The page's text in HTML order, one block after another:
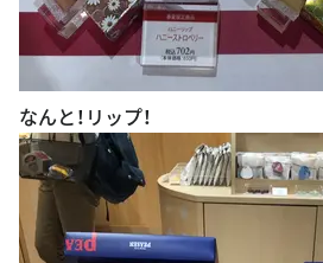
なんと！リップ！